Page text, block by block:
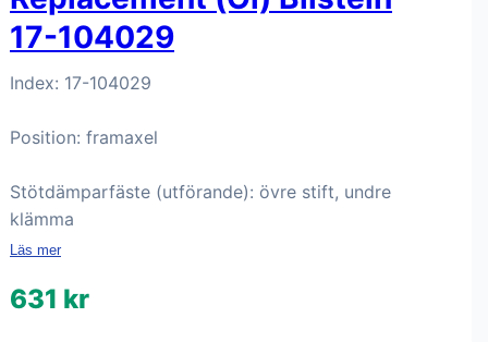
17-104029
Index: 17-104029
Position: framaxel
Stötdämparfäste (utförande): övre stift, undre
klämma
Läs mer
631 kr